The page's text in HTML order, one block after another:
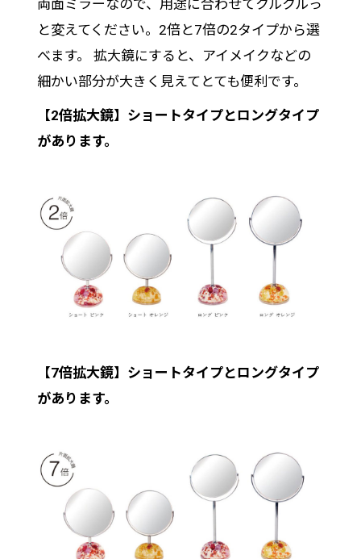
両面ミラーなので、用途に合わせてクルクルっ
と変えてください。2倍と7倍の2タイプから選
べます。 拡大鏡にすると、アイメイクなどの
細かい部分が大きく見えてとても便利です。
【2倍拡大鏡】ショートタイプとロングタイプ
があります。
【7倍拡大鏡】ショートタイプとロングタイプ
があります。